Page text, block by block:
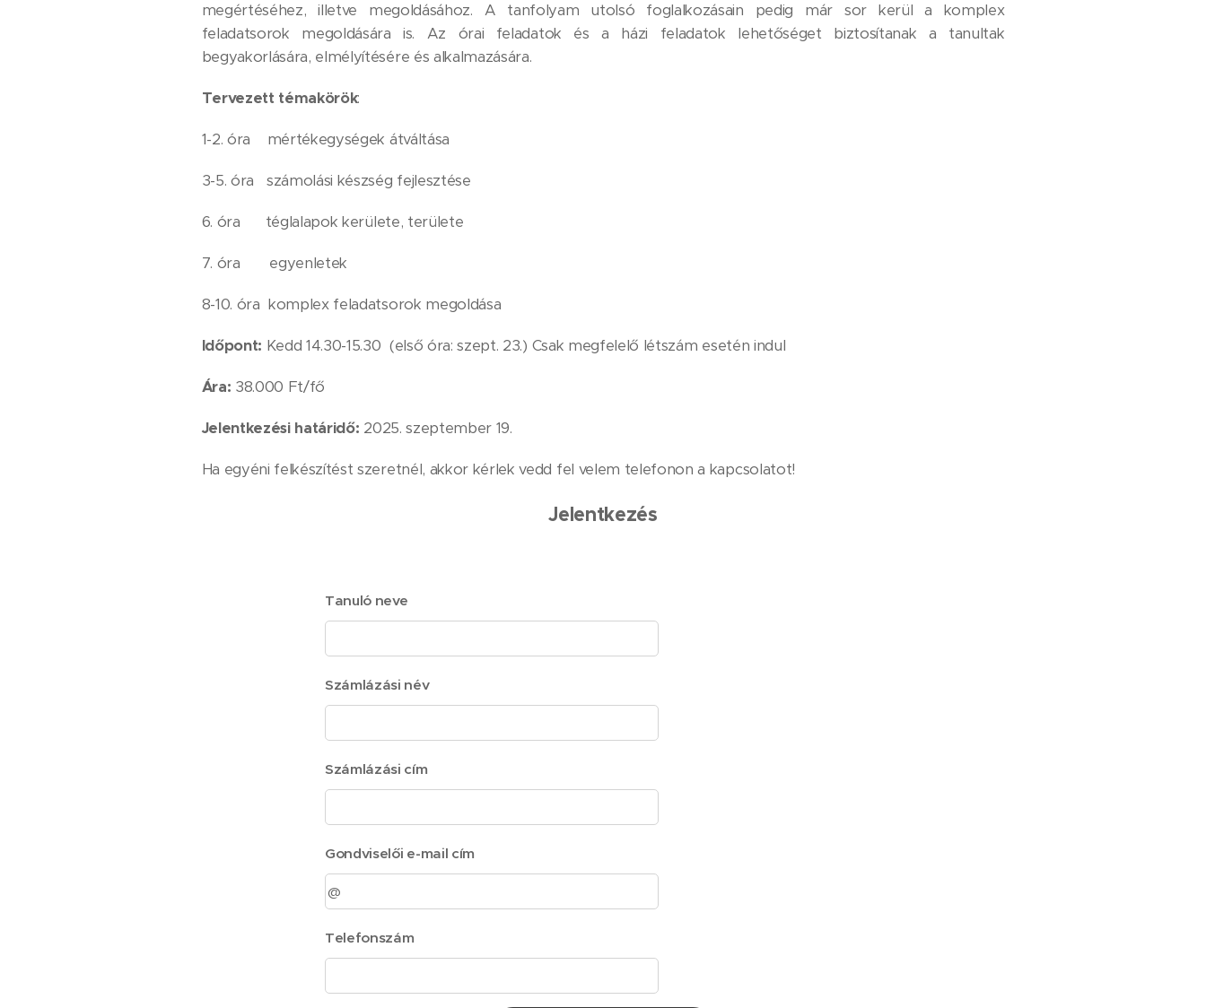
megértéséhez, illetve megoldásához. A tanfolyam utolsó foglalkozásain pedig már sor kerül a komplex
feladatsorok megoldására is. Az órai feladatok és a házi feladatok lehetőséget biztosítanak a tanultak
begyakorlására, elmélyítésére és alkalmazására.
Tervezett témakörök:
1-2. óra mértékegységek átváltása
3-5. óra számolási készség fejlesztése
6. óra téglalapok kerülete, területe
7. óra egyenletek
8-10. óra komplex feladatsorok megoldása
Időpont: Kedd 14.30-15.30 (első óra: szept. 23.) Csak megfelelő létszám esetén indul
Ára: 38.000 Ft/fő
Jelentkezési határidő: 2025. szeptember 19.
Ha egyéni felkészítést szeretnél, akkor kérlek vedd fel velem telefonon a kapcsolatot!
Jelentkezés
Tanuló neve
Számlázási név
Számlázási cím
Gondviselői e-mail cím
Telefonszám